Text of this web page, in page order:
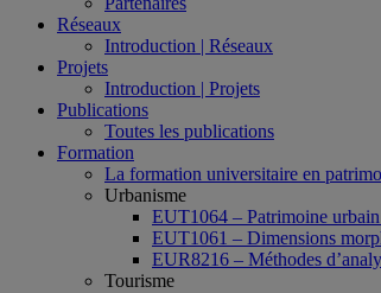
Réseaux
Introduction | Réseaux
Projets
Introduction | Projets
Publications
Toutes les publications
Formation
La formation universitaire en
Urbanisme
EUT1064 – Patrimoine
EUT1061 – Dimensions
EUR8216 – Méthodes
Tourisme